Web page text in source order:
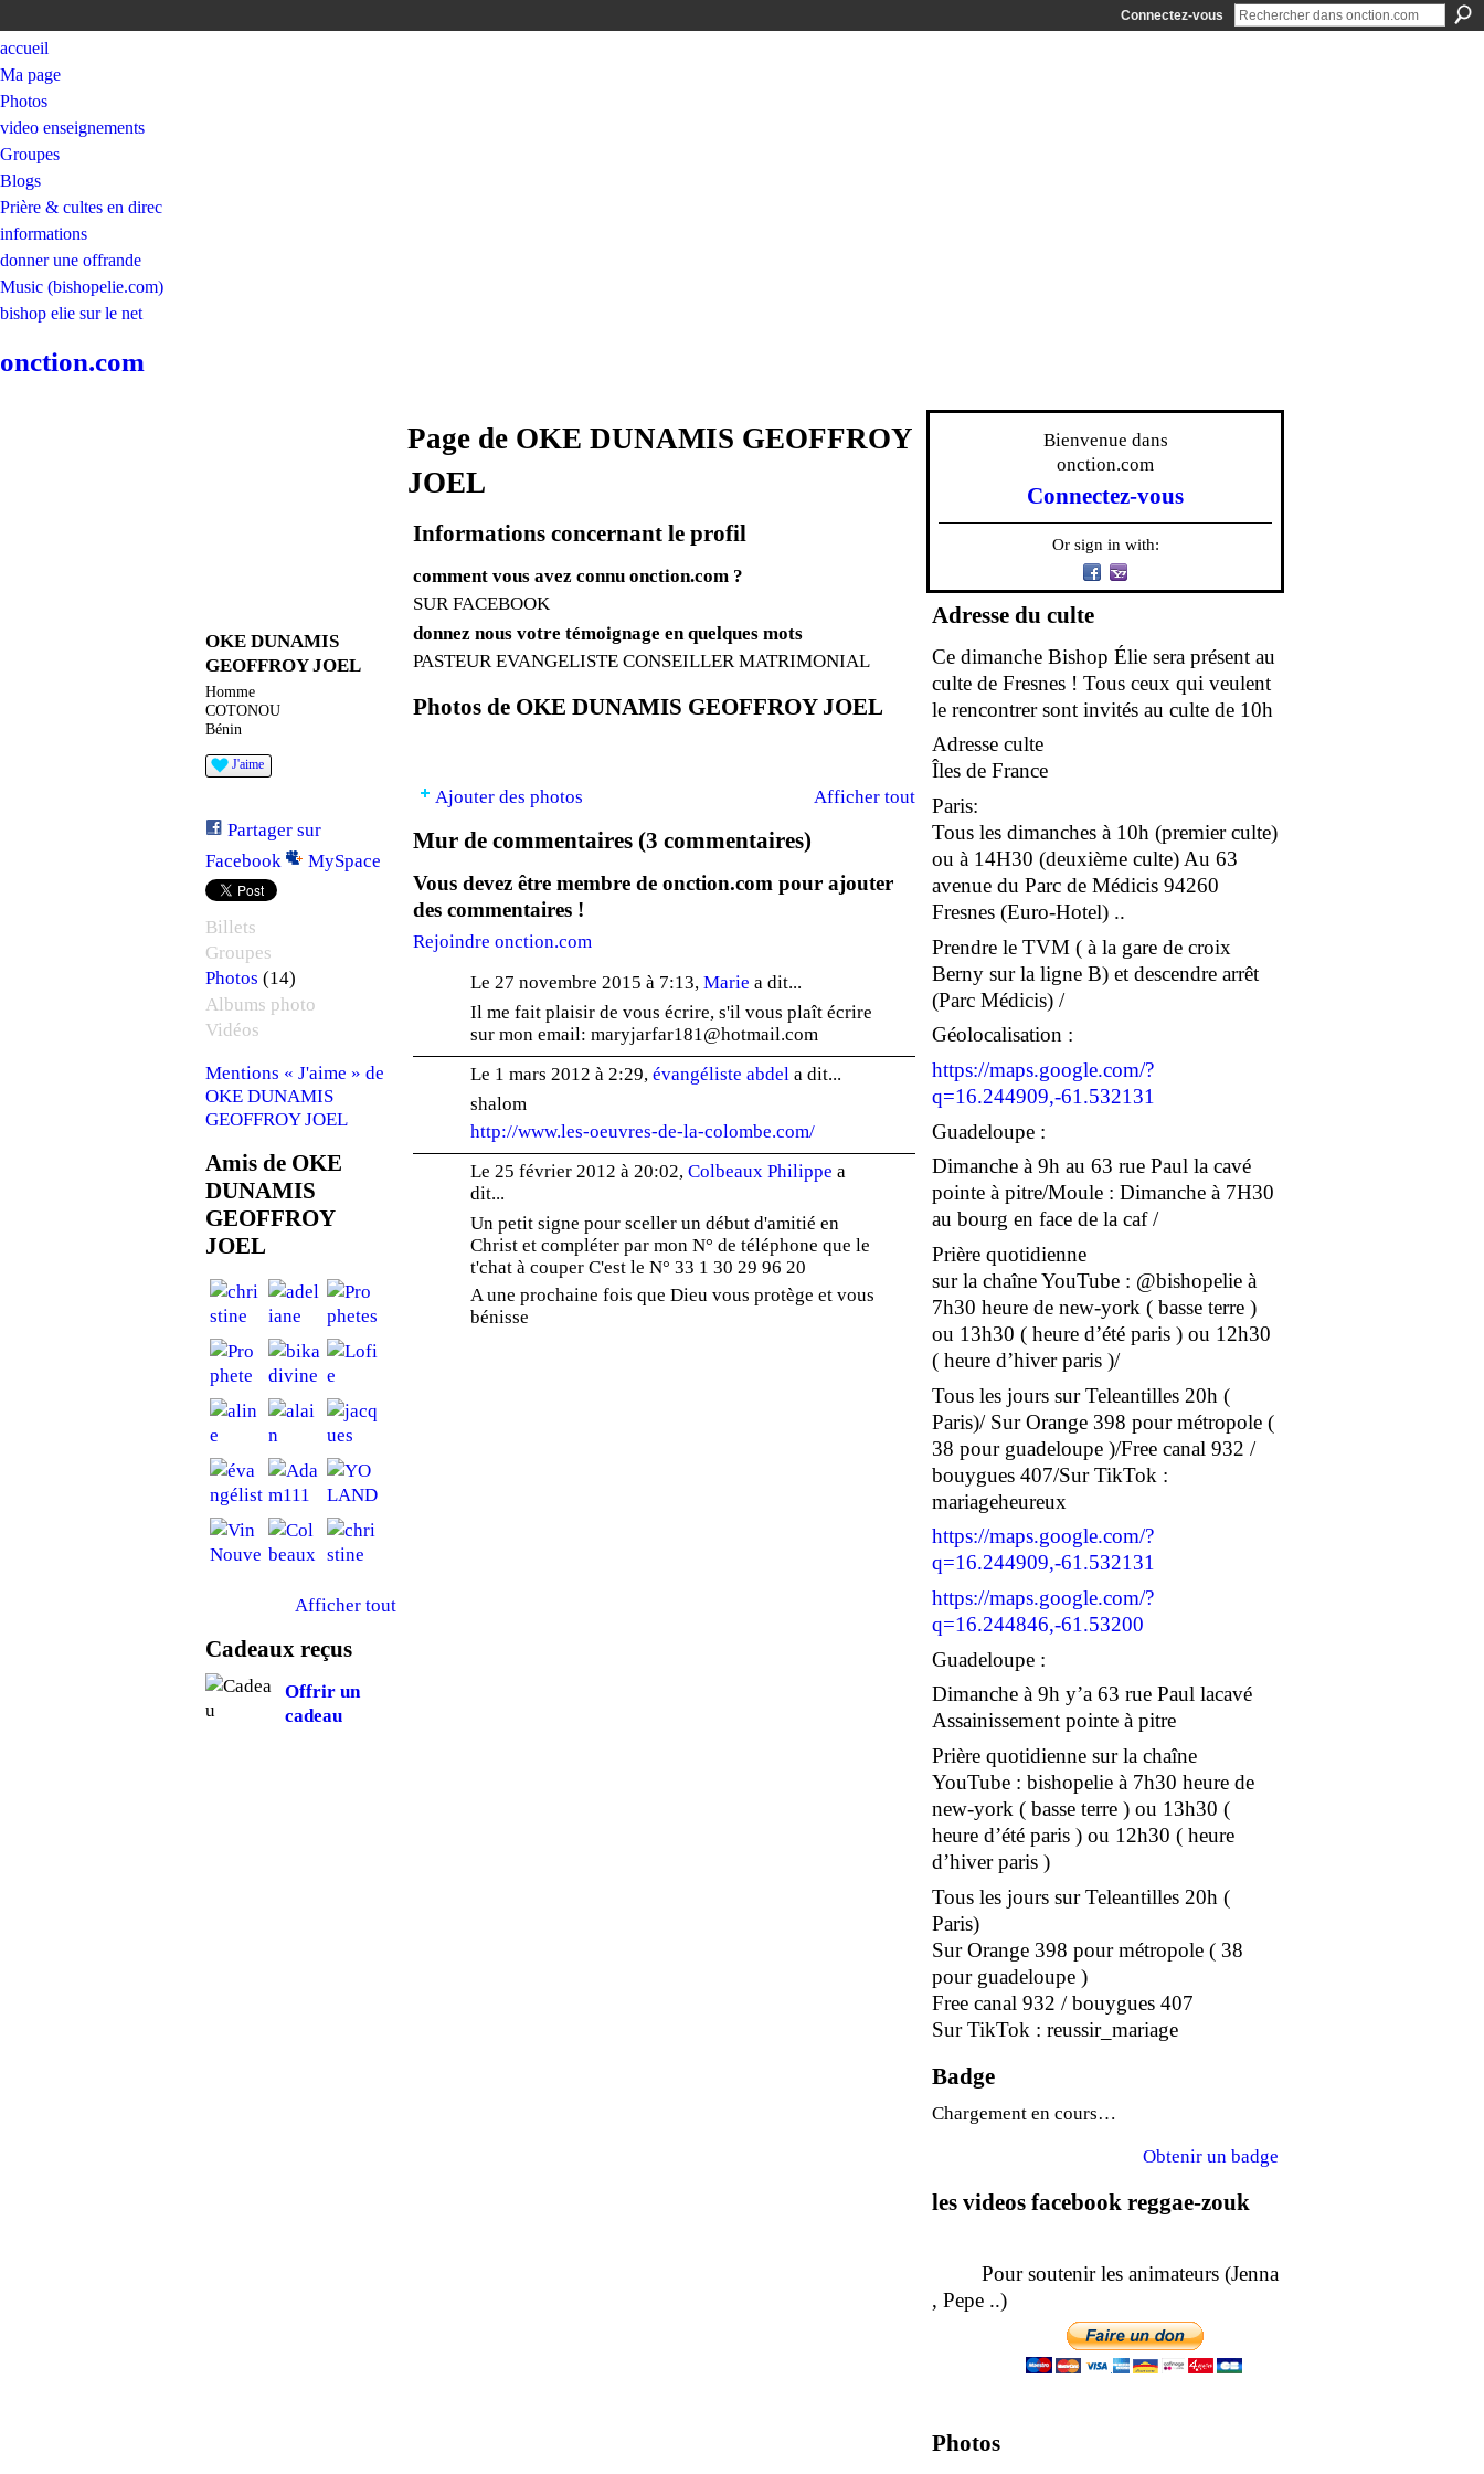
Connectez-vous
accueil
Ma page
Photos
video enseignements
Groupes
Blogs
Prière & cultes en direc
informations
donner une offrande
Music (bishopelie.com)
bishop elie sur le net
onction.com
OKE DUNAMIS
GEOFFROY JOEL
Homme
COTONOU
Bénin
J'aime
Partager sur
Facebook
MySpace
Billets
Groupes
Photos (14)
Albums photo
Vidéos
Mentions « J'aime » de
OKE DUNAMIS
GEOFFROY JOEL
Amis de OKE
DUNAMIS
GEOFFROY
JOEL
Afficher tout
Cadeaux reçus
Offrir un
cadeau
Page de OKE DUNAMIS GEOFFROY
JOEL
Informations concernant le profil
comment vous avez connu onction.com ?
SUR FACEBOOK
donnez nous votre témoignage en quelques mots
PASTEUR EVANGELISTE CONSEILLER MATRIMONIAL
Photos de OKE DUNAMIS GEOFFROY JOEL
Ajouter des photos Afficher tout
Mur de commentaires (3 commentaires)
Vous devez être membre de onction.com pour ajouter
des commentaires !
Rejoindre onction.com
Le 27 novembre 2015 à 7:13, Marie a dit...
Il me fait plaisir de vous écrire, s'il vous plaît écrire
sur mon email: maryjarfar181@hotmail.com
Le 1 mars 2012 à 2:29, évangéliste abdel a dit...
shalom
http://www.les-oeuvres-de-la-colombe.com/
Le 25 février 2012 à 20:02, Colbeaux Philippe a
dit...
Un petit signe pour sceller un début d'amitié en
Christ et compléter par mon N° de téléphone que le
t'chat à couper C'est le N° 33 1 30 29 96 20
A une prochaine fois que Dieu vous protège et vous
bénisse
Bienvenue dans
onction.com
Connectez-vous
Or sign in with:
Adresse du culte
Ce dimanche Bishop Élie sera présent au
culte de Fresnes ! Tous ceux qui veulent
le rencontrer sont invités au culte de 10h
Adresse culte
Îles de France
Paris:
Tous les dimanches à 10h (premier culte)
ou à 14H30 (deuxième culte) Au 63
avenue du Parc de Médicis 94260
Fresnes (Euro-Hotel) ..
Prendre le TVM ( à la gare de croix
Berny sur la ligne B) et descendre arrêt
(Parc Médicis) /
Géolocalisation :
https://maps.google.com/?
q=16.244909,-61.532131
Guadeloupe :
Dimanche à 9h au 63 rue Paul la cavé
pointe à pitre/Moule : Dimanche à 7H30
au bourg en face de la caf /
Prière quotidienne
sur la chaîne YouTube : @bishopelie à
7h30 heure de new-york ( basse terre )
ou 13h30 ( heure d’été paris ) ou 12h30
( heure d’hiver paris )/
Tous les jours sur Teleantilles 20h (
Paris)/ Sur Orange 398 pour métropole (
38 pour guadeloupe )/Free canal 932 /
bouygues 407/Sur TikTok :
mariageheureux
https://maps.google.com/?
q=16.244909,-61.532131
https://maps.google.com/?
q=16.244846,-61.53200
Guadeloupe :
Dimanche à 9h y’a 63 rue Paul lacavé
Assainissement pointe à pitre
Prière quotidienne sur la chaîne
YouTube : bishopelie à 7h30 heure de
new-york ( basse terre ) ou 13h30 (
heure d’été paris ) ou 12h30 ( heure
d’hiver paris )
Tous les jours sur Teleantilles 20h (
Paris)
Sur Orange 398 pour métropole ( 38
pour guadeloupe )
Free canal 932 / bouygues 407
Sur TikTok : reussir_mariage
Badge
Chargement en cours…
Obtenir un badge
les videos facebook reggae-zouk
Pour soutenir les animateurs (Jenna
, Pepe ..)
Photos